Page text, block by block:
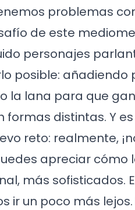
problemas
de este
personajes
posible: añadiendo
la lana para que
distintas. Y
reto: realmente,
apreciar cómo
más sofisticados.
ir un poco más lejos.